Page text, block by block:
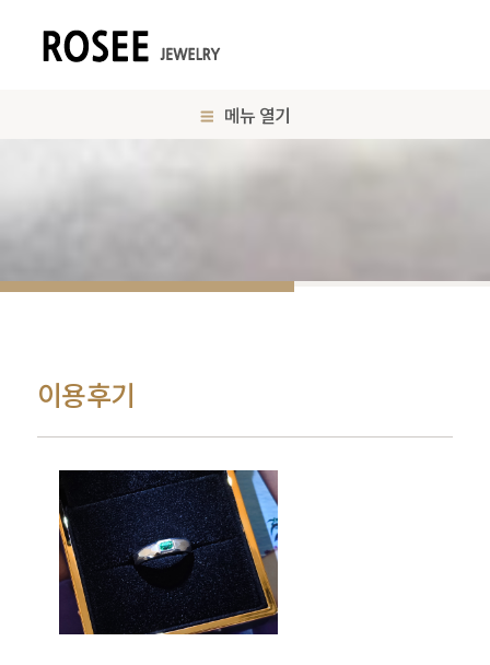
메뉴 열기
이용후기